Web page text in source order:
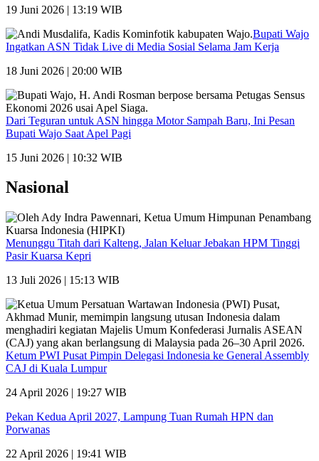
19 Juni 2026 | 13:19 WIB
Bupati Wajo
Ingatkan ASN Tidak Live di Media Sosial Selama Jam Kerja
18 Juni 2026 | 20:00 WIB
Dari Teguran untuk ASN hingga Motor Sampah Baru, Ini Pesan
Bupati Wajo Saat Apel Pagi
15 Juni 2026 | 10:32 WIB
Nasional
Menunggu Titah dari Kalteng, Jalan Keluar Jebakan HPM Tinggi
Pasir Kuarsa Kepri
13 Juli 2026 | 15:13 WIB
Ketum PWI Pusat Pimpin Delegasi Indonesia ke General Assembly
CAJ di Kuala Lumpur
24 April 2026 | 19:27 WIB
Pekan Kedua April 2027, Lampung Tuan Rumah HPN dan
Porwanas
22 April 2026 | 19:41 WIB